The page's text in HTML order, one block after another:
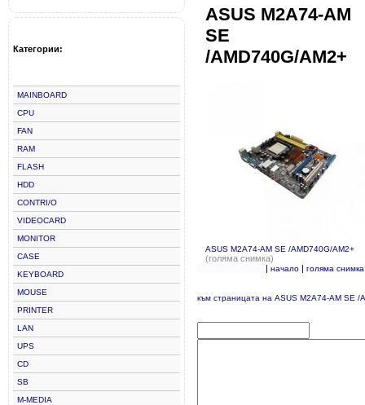
Категории:
MAINBOARD
CPU
FAN
RAM
FLASH
HDD
CONTRI/O
VIDEOCARD
MONITOR
CASE
KEYBOARD
MOUSE
PRINTER
LAN
UPS
CD
SB
M-MEDIA
ASUS M2A74-AM
SE
/AMD740G/AM2+
ASUS M2A74-AM SE /AMD740G/AM2+
(голяма снимка)
| начало| голяма снимка
към страницата на ASUS M2A74-AM SE /